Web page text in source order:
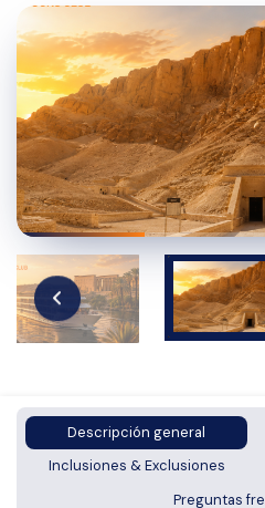
Descripción general
Inclusiones & Exclusiones
Preguntas